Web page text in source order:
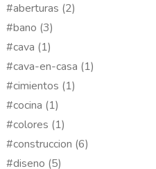
#aberturas (2)
#bano (3)
#cava (1)
#cava-en-casa (1)
#cimientos (1)
#cocina (1)
#colores (1)
#construccion (6)
#diseno (5)